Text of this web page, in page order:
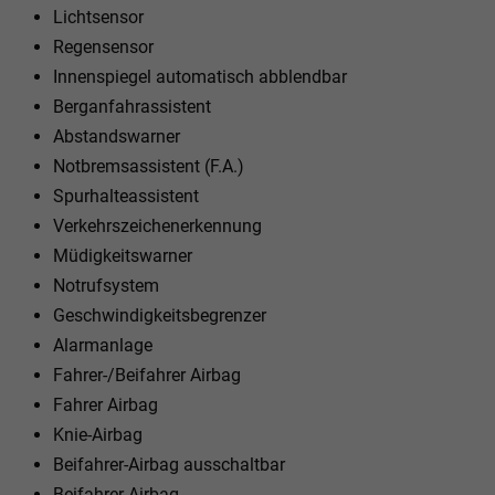
Lichtsensor
Regensensor
Innenspiegel automatisch abblendbar
Berganfahrassistent
Abstandswarner
Notbremsassistent (F.A.)
Spurhalteassistent
Verkehrszeichenerkennung
Müdigkeitswarner
Notrufsystem
Geschwindigkeitsbegrenzer
Alarmanlage
Fahrer-/Beifahrer Airbag
Fahrer Airbag
Knie-Airbag
Beifahrer-Airbag ausschaltbar